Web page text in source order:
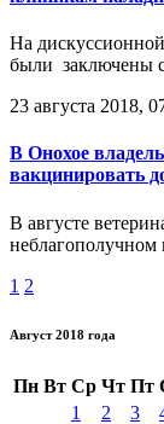
На
были заключены
23 августа 2018,
В Онохое
вакцинировать
В августе
неблагополучном
1 2
Август 2018 года
Пн Вт Ср Чт Пт
1
2 3